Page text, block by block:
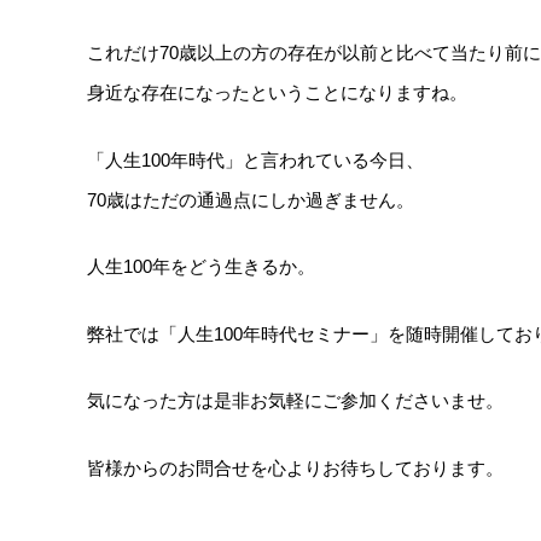
これだけ70歳以上の方の存在が以前と比べて当たり前に
身近な存在になったということになりますね。
「人生100年時代」と言われている今日、
70歳はただの通過点にしか過ぎません。
人生100年をどう生きるか。
弊社では「人生100年時代セミナー」を随時開催してお
気になった方は是非お気軽にご参加くださいませ。
皆様からのお問合せを心よりお待ちしております。